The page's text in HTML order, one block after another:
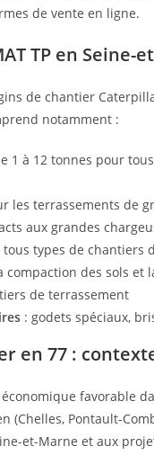
de vente en ligne.
TP en Seine-
de chantier
notamment :
1 à 12 tonnes pour
les terrassements de
aux grandes
tous types de
compaction des sols et
de terrassement
: godets spéciaux,
en 77 :
favorable
Pontault-
et-Marne et aux